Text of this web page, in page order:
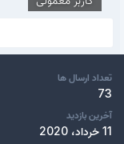
تعداد ارسال ها
73
آخرین بازدید
11 خرداد، 2020